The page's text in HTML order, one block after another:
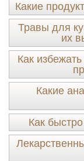
Какие
Травы для
их
Как
Какие
Как